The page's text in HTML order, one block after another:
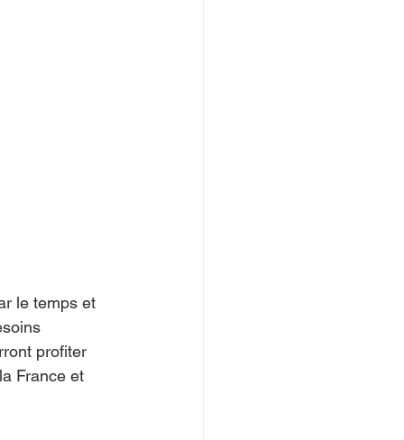
le temps et
profiter
France et